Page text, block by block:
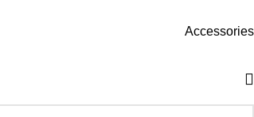
Accessories